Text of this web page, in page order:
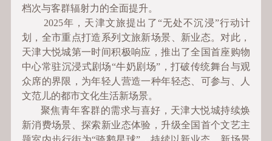
档次与客群辐射力的全面提升。
2025年，天津文旅提出了“无处不沉浸”行动计
划，全市重点打造系列文旅新场景、新业态。对此，
天津大悦城第一时间积极响应，推出了全国首座购物
中心常驻沉浸式剧场“牛奶剧场”，打破传统舞台与观
众席的界限，为年轻人营造一种年轻态、可参与、人
文范儿的都市文化生活新场景。
聚焦青年客群的需求与喜好，天津大悦城持续焕
新消费场景、探索新业态体验，升级全国首个文艺主